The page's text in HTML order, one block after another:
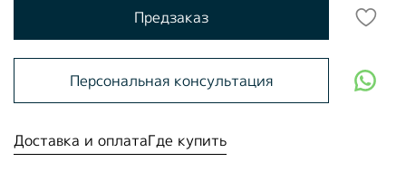
Предзаказ
Персональная консультация
Доставка и оплатаГде купить